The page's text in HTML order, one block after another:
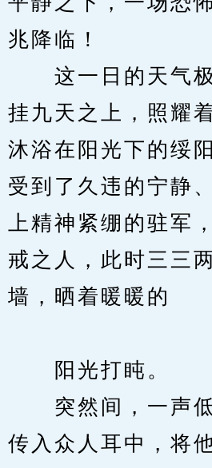
兆降临！
这一日的天气极
挂九天之上，照耀
沐浴在阳光下的绥
受到了久违的宁静
上精神紧绷的驻军
戒之人，此时三三
墙，晒着暖暖的
阳光打盹。
突然间，一声低
传入众人耳中，将